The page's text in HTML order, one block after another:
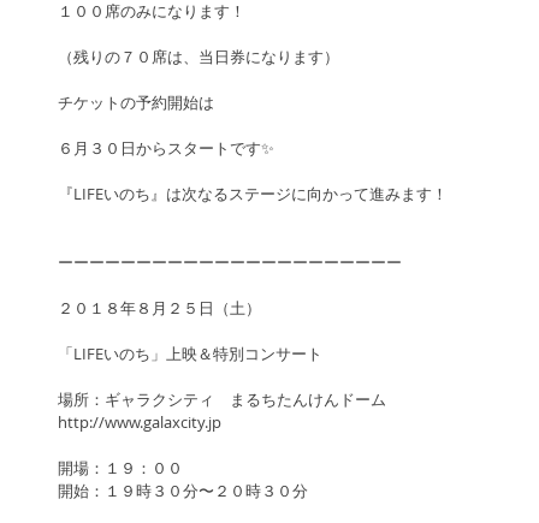
１００席のみになります！
（残りの７０席は、当日券になります）
チケットの予約開始は
６月３０日からスタートです✨
『LIFEいのち』は次なるステージに向かって進みます！
ーーーーーーーーーーーーーーーーーーーーーー
２０１８年８月２５日（土）
「LIFEいのち」上映＆特別コンサート
場所：ギャラクシティ　まるちたんけんドーム
http://www.galaxcity.jp
開場：１９：００
開始：１９時３０分〜２０時３０分